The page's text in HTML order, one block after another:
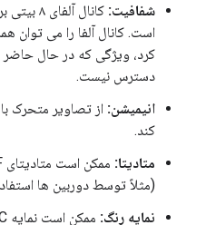
شفافیت:
کانال
کرد، ویژگی که در حال حاضر
دسترس نیست.
انیمیشن: از تصاویر متحرک
کند.
متادیتا:
(مثلاً توسط دوربین ها
نمایه رنگ: ممکن است نمایه ICC تعبیه شده داشته باشد.